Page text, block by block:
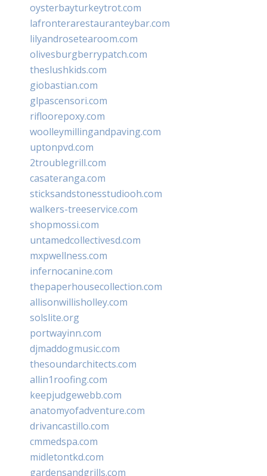
oysterbayturkeytrot.com
lafronterarestauranteybar.com
lilyandrosetearoom.com
olivesburgberrypatch.com
theslushkids.com
giobastian.com
glpascensori.com
rifloorepoxy.com
woolleymillingandpaving.com
uptonpvd.com
2troublegrill.com
casateranga.com
sticksandstonesstudiooh.com
walkers-treeservice.com
shopmossi.com
untamedcollectivesd.com
mxpwellness.com
infernocanine.com
thepaperhousecollection.com
allisonwillisholley.com
solslite.org
portwayinn.com
djmaddogmusic.com
thesoundarchitects.com
allin1roofing.com
keepjudgewebb.com
anatomyofadventure.com
drivancastillo.com
cmmedspa.com
midletontkd.com
gardensandgrills.com